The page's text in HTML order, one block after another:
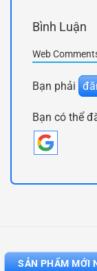
Bình Luận
Web
Bạn phải
Bạn có thể
SẢN PHẨM MỚI